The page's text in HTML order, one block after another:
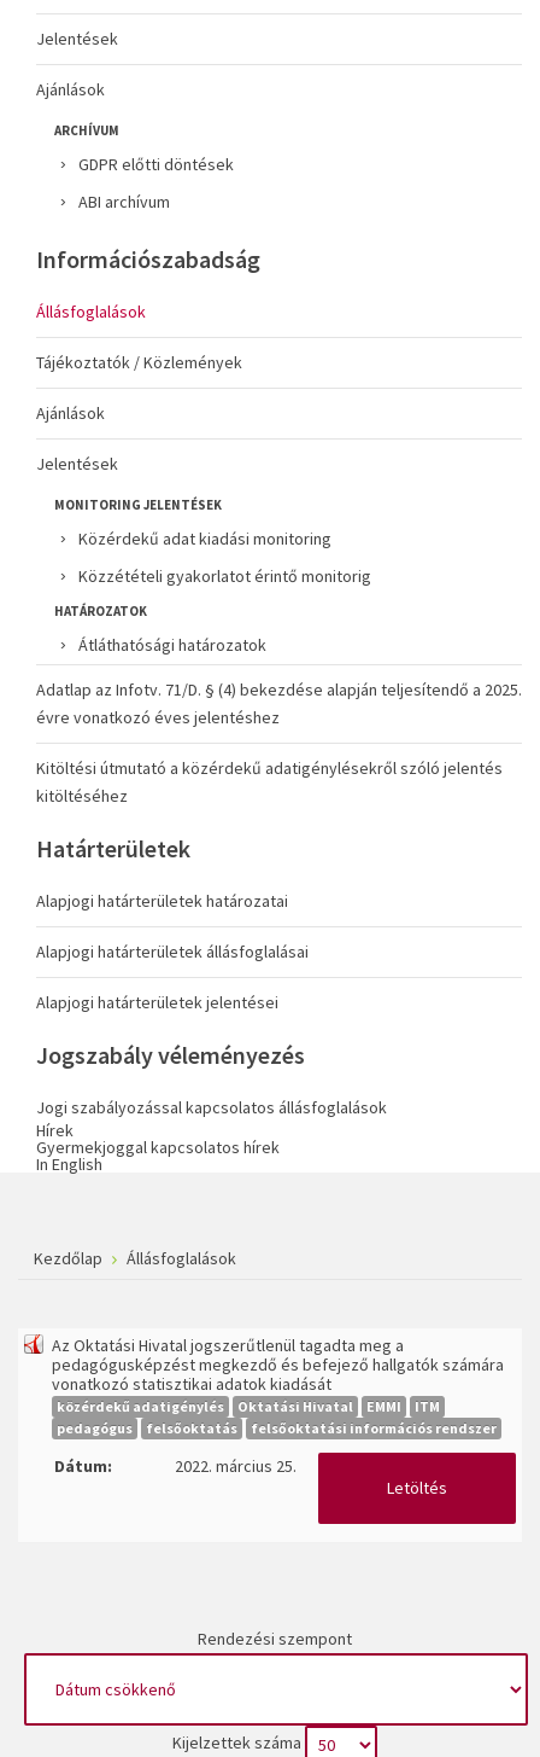
Jelentések
Ajánlások
ARCHÍVUM
GDPR előtti döntések
ABI archívum
Információszabadság
Állásfoglalások
Tájékoztatók / Közlemények
Ajánlások
Jelentések
MONITORING JELENTÉSEK
Közérdekű adat kiadási monitoring
Közzétételi gyakorlatot érintő monitorig
HATÁROZATOK
Átláthatósági határozatok
Adatlap az Infotv. 71/D. § (4) bekezdése alapján teljesítendő a 2025.
évre vonatkozó éves jelentéshez
Kitöltési útmutató a közérdekű adatigénylésekről szóló jelentés
kitöltéséhez
Határterületek
Alapjogi határterületek határozatai
Alapjogi határterületek állásfoglalásai
Alapjogi határterületek jelentései
Jogszabály véleményezés
Jogi szabályozással kapcsolatos állásfoglalások
Hírek
Gyermekjoggal kapcsolatos hírek
In English
Kezdőlap Állásfoglalások
Az Oktatási Hivatal jogszerűtlenül tagadta meg a
pedagógusképzést megkezdő és befejező hallgatók számára
vonatkozó statisztikai adatok kiadását
közérdekű adatigénylés Oktatási Hivatal EMMI
ITM
pedagógus
felsőoktatás felsőoktatási információs rendszer
Dátum:
2022. március 25.
Letöltés
Rendezési szempont
Kijelzettek száma